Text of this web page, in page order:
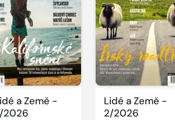
a Země -
2026
Lidé a Země -
2/2026